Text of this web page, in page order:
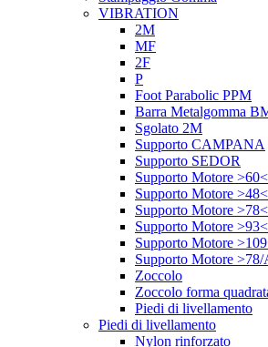
VIBRATION
2M
MF
2F
P
Foot Parabolic PPM
Barra Metalgomma
Sgolato 2M
Supporto CAMPANA
Supporto SEDOR
Supporto Motore >60<
Supporto Motore >48<
Supporto Motore >78<
Supporto Motore >93<
Supporto Motore
Supporto Motore
Zoccolo
Zoccolo forma
Piedi di livellamento
Piedi di livellamento
Nylon rinforzato